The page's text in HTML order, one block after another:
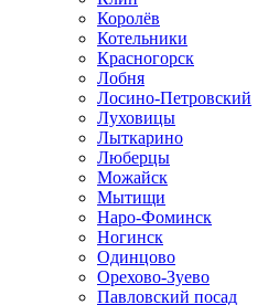
Королёв
Котельники
Красногорск
Лобня
Лосино-Петровский
Луховицы
Лыткарино
Люберцы
Можайск
Мытищи
Наро-Фоминск
Ногинск
Одинцово
Орехово-Зуево
Павловский посад